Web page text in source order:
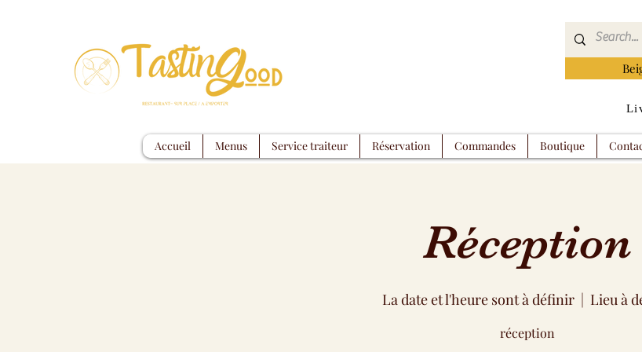
Accueil Menus Service traiteur Réservation Commandes Boutique
Réception
La date et l'heure sont à définir
  |
Lieu à
réception